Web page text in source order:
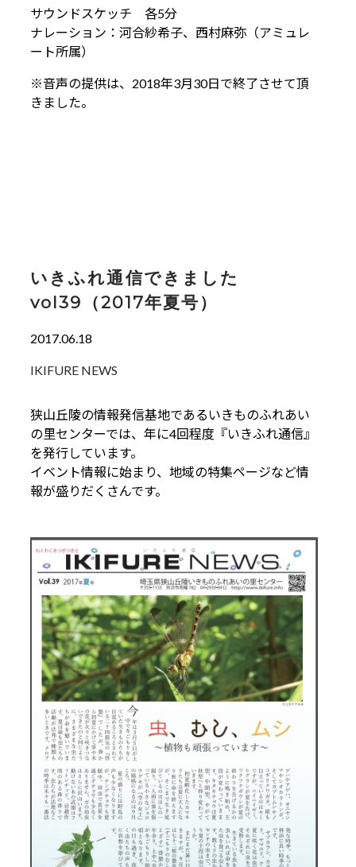
サウンドスケッチ 各5分
ナレーション：河合紗希子、西村麻弥（アミュレ
ート所属）
※音声の提供は、2018年3月30日で終了させて頂
きました。
いきふれ通信できました
vol39（2017年夏号）
2017.06.18
IKIFURE NEWS
狭山丘陵の情報発信基地であるいきものふれあい
の里センターでは、年に4回程度『いきふれ通信』
を発行しています。
イベント情報に始まり、地域の特集ページなど情
報が盛りだくさんです。